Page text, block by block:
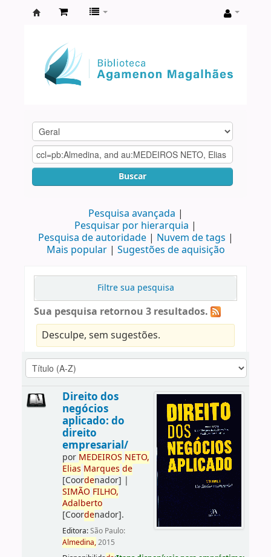
Agamenon
Magalhães
Buscar
Pesquisa avançada
Pesquisar por hierarquia
Pesquisa de autoridade
Nuvem de tags
Mais popular
Sugestões de aquisição
Filtre sua pesquisa
Sua pesquisa retornou 3 resultados.
Desculpe, sem sugestões.
Direito dos
negócios
aplicado: do
direito
empresarial/
por MEDEIROS NETO,
Elias Marques de
[Coordenador] |
SIMÃO FILHO,
Adalberto
[Coordenador].
Editora:São Paulo:
Almedina,2015